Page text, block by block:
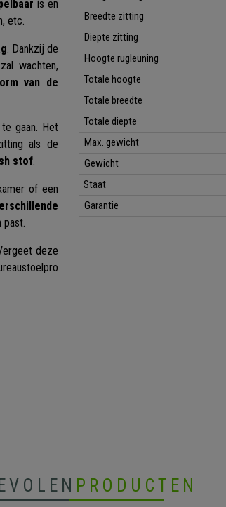
is en
etc.
. Dankzij de
zal wachten,
van de
gaan. Het
als de
stof.
of een
past.
deze
Breedte zitting
Diepte zitting
Hoogte rugleuning
Totale hoogte
Totale breedte
Totale diepte
Max. gewicht
Gewicht
Staat
Garantie
PRODUCTEN